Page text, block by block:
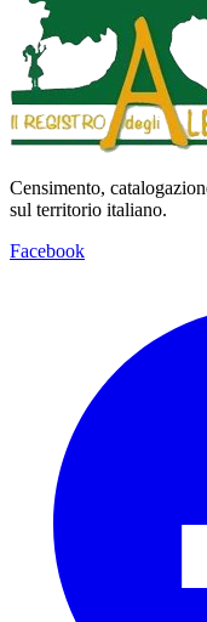
Censimento,
sul territorio italiano.
Facebook